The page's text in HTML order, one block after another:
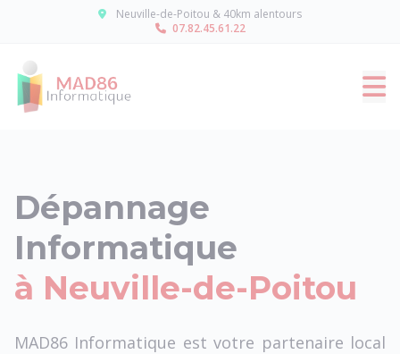
Neuville-de-Poitou & 40km alentours
07.82.45.61.22
Dépannage
Informatique
à Neuville-de-Poitou
MAD86 Informatique est votre partenaire local
Panneau de gestion des cookies